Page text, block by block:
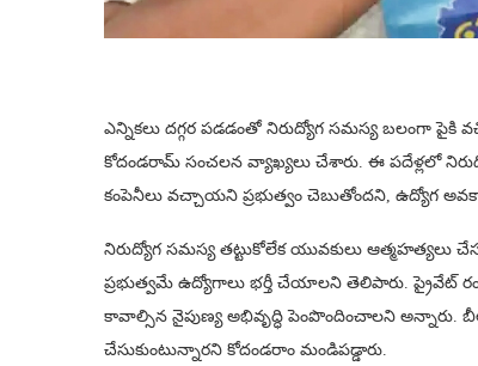
ఎన్నికలు దగ్గర పడడంతో నిరుద్యోగ సమస్య బలంగా పైకి
కోదండరామ్ సంచలన వ్యాఖ్యలు చేశారు. ఈ పదేళ్లలో
కంపెనీలు వచ్చాయని ప్రభుత్వం చెబుతోందని, ఉద్యోగ
నిరుద్యోగ సమస్య తట్టుకోలేక యువకులు ఆత్మహత్యలు
ప్రభుత్వమే ఉద్యోగాలు భర్తీ చేయాలని తెలిపారు. ప్రైవేట్
కావాల్సిన నైపుణ్య అభివృద్ధి పెంపొందించాలని అన్నారు.
చేసుకుంటున్నారని కోదండరాం మండిపడ్డారు.